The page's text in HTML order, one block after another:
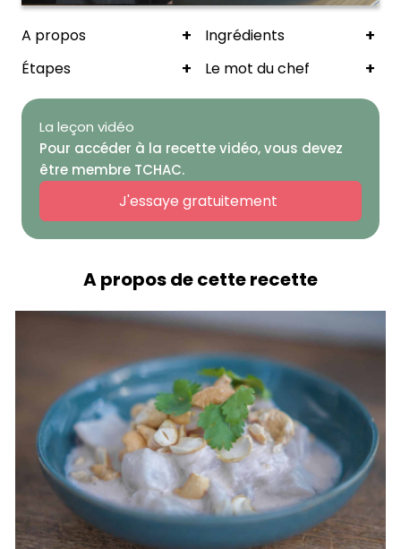
A propos + Ingrédients +
Étapes + Le mot du chef +
La leçon vidéo
Pour accéder à la recette vidéo, vous devez
être membre TCHAC.
J'essaye gratuitement
A propos de cette recette